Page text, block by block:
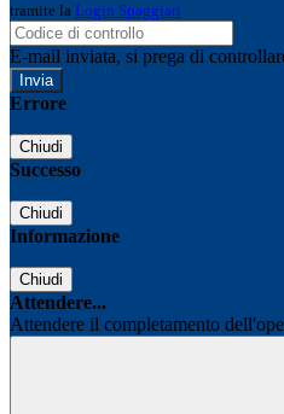
tramite la Login Spaggiari
E-mail inviata, si prega di
Errore
Chiudi
Successo
Chiudi
Informazione
Chiudi
Attendere...
Attendere il completamento